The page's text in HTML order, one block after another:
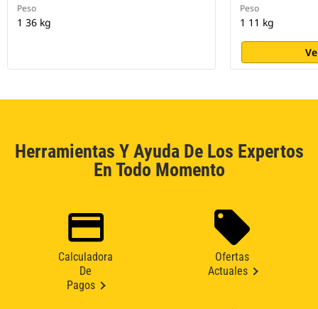
Peso
1 36 kg
Peso
1 11 kg
Herramientas Y Ayuda De Los Expertos
En Todo Momento
Calculadora
De
Pagos
Ofertas
Actuales